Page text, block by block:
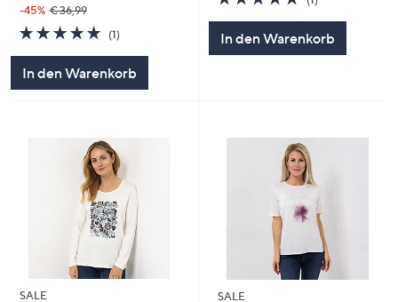
-45% € 36,99
5.0
von
(1)
In den Warenkorb
von
5
In den Warenkorb
SALE
SALE